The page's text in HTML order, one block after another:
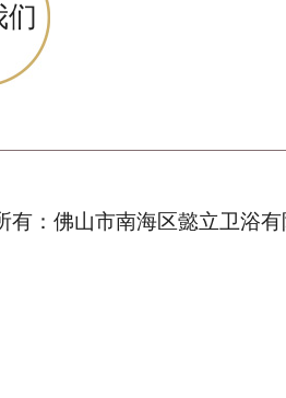
们
有：佛山市南海区懿立卫浴